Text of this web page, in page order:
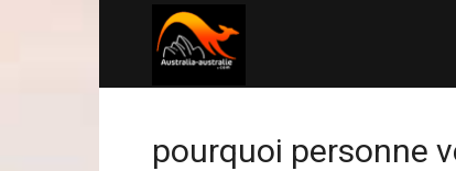
pourquoi personne